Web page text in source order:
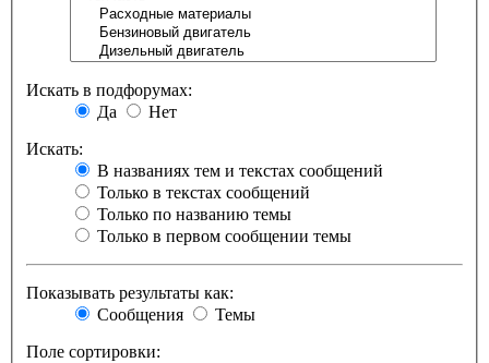
Искать в подфорумах:
Да
Нет
Искать:
В названиях тем и текстах сообщений
Только в текстах сообщений
Только по названию темы
Только в первом сообщении темы
Показывать результаты как:
Сообщения
Темы
Поле сортировки: